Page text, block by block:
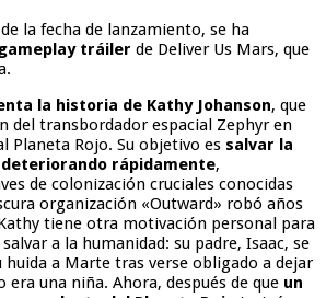
la fecha de lanzamiento, se ha
tráiler de Deliver Us Mars, que
la historia de Kathy Johanson, que
del transbordador espacial Zephyr en
Planeta Rojo. Su objetivo es salvar la
rápidamente,
de colonización cruciales conocidas
organización «Outward» robó años
tiene otra motivación personal para
a la humanidad: su padre, Isaac, se
huida a Marte tras verse obligado a dejar
era una niña. Ahora, después de que un